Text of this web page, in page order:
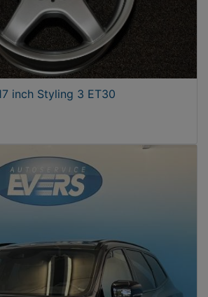
inch Styling 3 ET30